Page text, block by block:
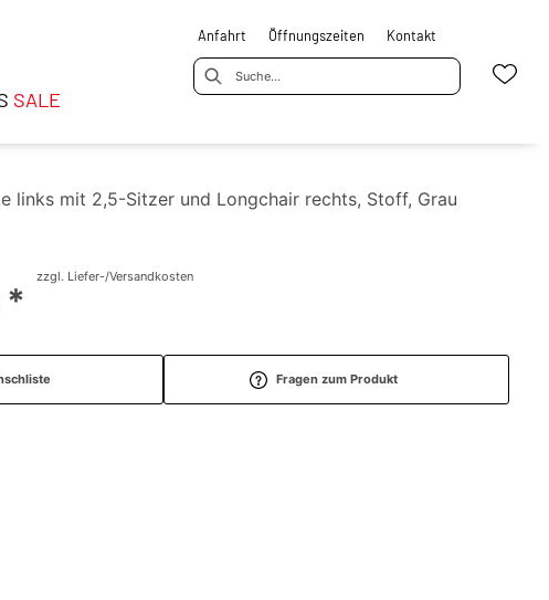
Anfahrt Öffnungszeiten Kontakt
SALE
links mit 2,5-Sitzer und Longchair rechts, Stoff, Grau
*
zzgl. Liefer-/Versandkosten
Fragen zum Produkt